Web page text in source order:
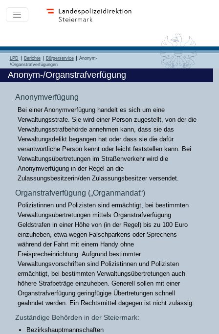
LPD Berichte Bürgerservice
Anonym-
/Organstrafverfügungen
Anonym-/Organstrafverfügung
Anonymverfügung
Bei einer Anonymverfügung handelt es sich um eine
Verwaltungsstrafe. Sie wird einer Person zugestellt, von der die
Verwaltungsstrafbehörde annehmen kann, dass sie das
Verwaltungsdelikt begangen hat oder dass sie die dafür
verantwortliche Person kennt oder leicht feststellen kann. Bei
Verwaltungsübertretungen im Straßenverkehr wird die
Anonymverfügung in der Regel an die
Zulassungsbesitzerin/den Zulassungsbesitzer versendet.
Organstrafverfügung („Organmandat“)
Polizistinnen und Polizisten sind ermächtigt, bei bestimmten
Verwaltungsübertretungen mittels Organstrafverfügung
Geldstrafen in einer Höhe von (in der Regel) bis zu 100 Euro
einzuheben, etwa wegen Falschparkens oder Sprechens
während der Fahrt mit einem Handy ohne
Freisprecheinrichtung. Aufgrund bestimmter
Verwaltungsvorschriften sind Polizistinnen und Polizisten
ermächtigt, bei bestimmten Verwaltungsübertretungen auch
höhere Strafbeträge einzuheben. Generell sollen mit einer
Organstrafverfügung geringfügige Übertretungen schnell
geahndet werden. Ein Rechtsmittel dagegen ist nicht zulässig.
Zuständige Behörden in der Steiermark:
Bezirkshauptmannschaften